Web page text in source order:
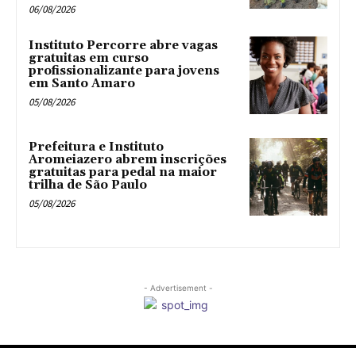
06/08/2026
Instituto Percorre abre vagas
gratuitas em curso
profissionalizante para jovens
em Santo Amaro
05/08/2026
Prefeitura e Instituto
Aromeiazero abrem inscrições
gratuitas para pedal na maior
trilha de São Paulo
05/08/2026
- Advertisement -